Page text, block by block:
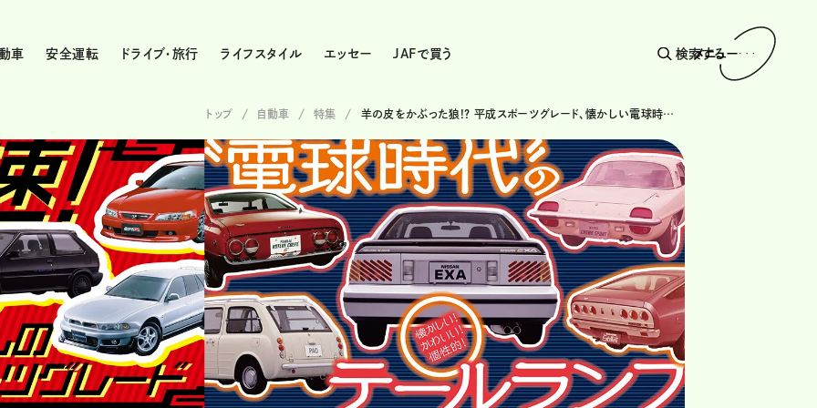
車 安全運転 ドライブ・旅行 ライフスタイル エッセー JAFで買う 検索する
メニュー
トップ 自動車 特集 羊の皮をかぶった狼!? 平成スポーツグレード、懐かしい電球時代のテールランプ、愛車の買い替え事情を大調査、23年人気記事ランキング！